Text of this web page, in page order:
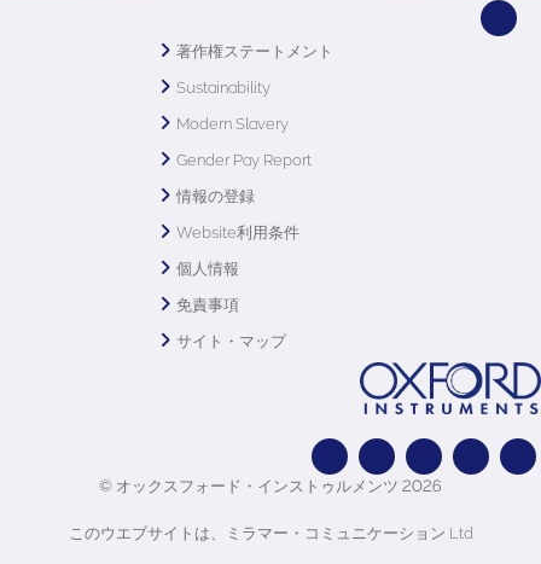
著作権ステートメント
Sustainability
Modern Slavery
Gender Pay Report
情報の登録
Website利用条件
個人情報
免責事項
サイト・マップ
© オックスフォード・インストゥルメンツ 2026
このウエブサイトは、ミラマー・コミュニケーション Ltd